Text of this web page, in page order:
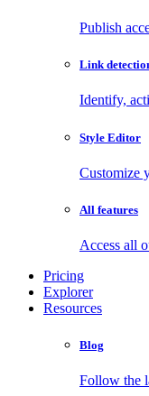
Publish
Link
Identify,
Style Editor
Customize
All features
Access all
Pricing
Explorer
Resources
Blog
Follow the